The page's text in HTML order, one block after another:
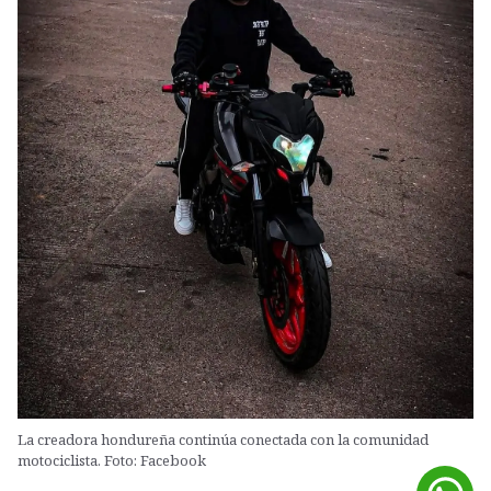
La creadora hondureña continúa conectada con la comunidad
motociclista. Foto: Facebook